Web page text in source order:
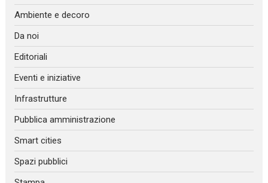
Ambiente e decoro
Da noi
Editoriali
Eventi e iniziative
Infrastrutture
Pubblica amministrazione
Smart cities
Spazi pubblici